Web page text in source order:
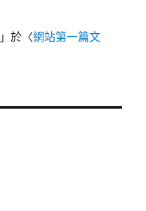
」於〈網站第一篇文